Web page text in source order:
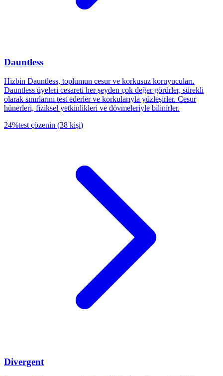
Dauntless
Hizbin Dauntless, toplumun cesur ve korkusuz koruyucuları.
Dauntless üyeleri cesareti her şeyden çok değer görürler, sürekli
olarak sınırlarını test ederler ve korkularıyla yüzleşirler. Cesur
hünerleri, fiziksel yetkinlikleri ve dövmeleriyle bilinirler.
24%test çözenin (38 kişi)
Divergent